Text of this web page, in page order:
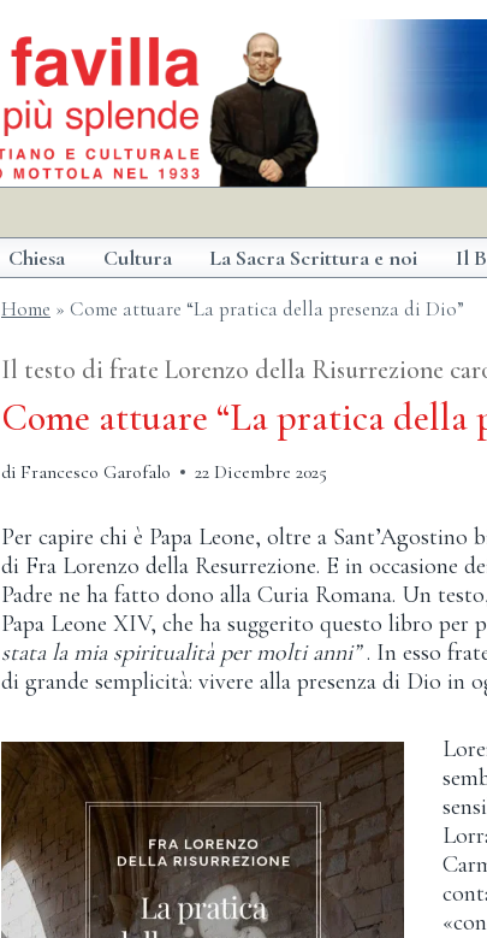
Chiesa Cultura La Sacra Scrittura e noi Il
Home » Come attuare “La pratica della presenza di Dio”
Il testo di frate Lorenzo della Risurrezione
Come attuare “La pratica della
di Francesco Garofalo 22 Dicembre 2025
Per capire chi è Papa Leone, oltre a Sant’Agostino
di Fra Lorenzo della Resurrezione. E in occasione
Padre ne ha fatto dono alla Curia Romana. Un
Papa Leone XIV, che ha suggerito questo libro per
stata la mia spiritualità per molti anni”. In esso
di grande semplicità: vivere alla presenza di Dio in